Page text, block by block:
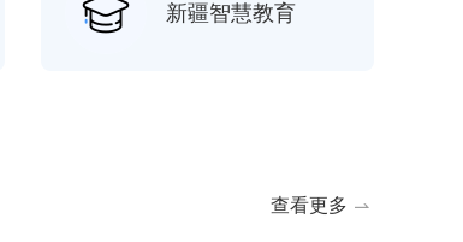
新疆智慧教育
查看更多